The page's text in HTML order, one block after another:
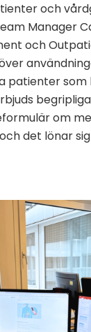
och
Manager
och
patienter
om
det lönar